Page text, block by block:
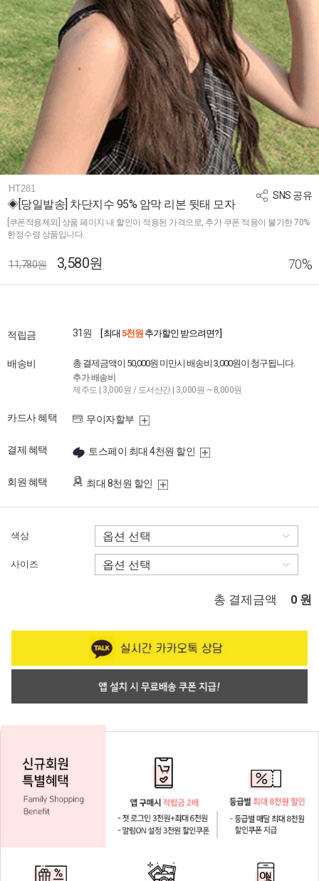
SNS 공유
HT281
◈[당일발송] 차단지수 95% 암막 리본 뒷태 모자
[쿠폰적용제외] 상품 페이지 내 할인이 적용된 가격으로, 추가 쿠폰 적용이 불가한 70%
한정수량 상품입니다.
11,780원 3,580원 70%
적립금 31원 [ 최대 5천원 추가할인 받으려면? ]
배송비 총 결제금액이 50,000원 미만시 배송비 3,000원이 청구됩니다.
추가 배송비
제주도 | 3,000원 / 도서산간 | 3,000원 ~ 8,000원
카드사 혜택 무이자할부
결제 혜택 토스페이 최대 4천원 할인
회원 혜택 최대 8천원 할인
색상
사이즈
총 결제금액 0 원